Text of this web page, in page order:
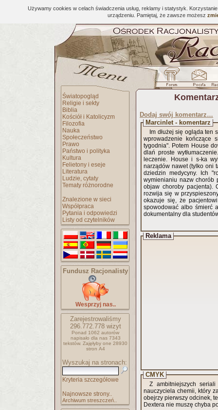
Używamy cookies w celach świadczenia usług, reklamy i statystyk.
urządzeniu. Pamiętaj, że zawsze możesz
Światopogląd
Religie i sekty
Biblia
Kościół i Katolicyzm
Filozofia
Nauka
Społeczeństwo
Prawo
Państwo i polityka
Kultura
Felietony i eseje
Literatura
Ludzie, cytaty
Tematy różnorodne
Znalezione w sieci
Współpraca
Pytania i odpowiedzi
Listy od czytelników
Fundusz Racjonalisty
Wesprzyj nas..
Zarejestrowaliśmy
296.772.778wizyt
Ponad 1062 autorów
napisało dla nas 7343
tekstów. Zajęłyby one 28930
stron A4
Wyszukaj na stronach:
Kryteria szczegółowe
Najnowsze strony..
Archiwum streszczeń..
Dodaj swój komentarz…
Marcinlet - komentarz
Im dłużej się ogląda
wprowadzenie kończące
tygodnia". Potem House
dlań proste
leczenie. House i s-ka
narządów nawet (tylko oni
dziedzin medycyny. Ich
wymienianiu nazw chorób
objaw choroby pacjenta).
rozwija się w
okazuje się, że
spowodować albo śmierć
dokumentalny dla
Reklama
CMYK
Z ambitniejszych
nauczyciela chemii, który
obejrzy pierwszy odcinek,
Dextera nie muszę chyba